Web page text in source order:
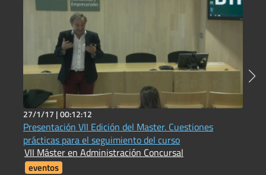
27/1/17 |00:12:12
Presentación VII Edición del Master. Cuestiones
prácticas para el seguimiento del curso
VII Máster en Administración Concursal
eventos